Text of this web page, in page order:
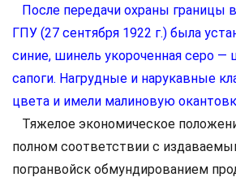
После передачи охраны границы
ГПУ (27 сентября 1922 г.) была
синие, шинель укороченная серо
сапоги. Нагрудные и нарукавные
цвета и имели малиновую
Тяжелое экономическое
полном соответствии с
погранвойск обмундированием